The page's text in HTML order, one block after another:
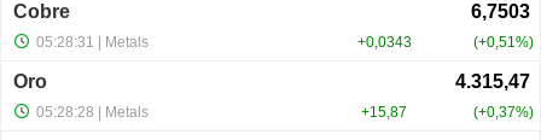
Cobre
+0,0343 +0,51%
05:28:31 | Metals
Oro
+15,87 +0,37%
05:28:28 | Metals